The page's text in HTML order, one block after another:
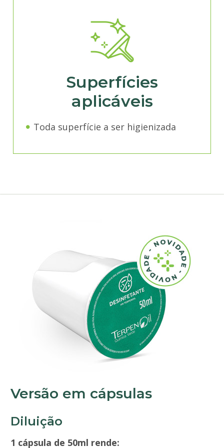
Superfícies
aplicáveis
Toda superfície a ser higienizada
Versão em cápsulas
Diluição
1 cápsula de 50ml rende: